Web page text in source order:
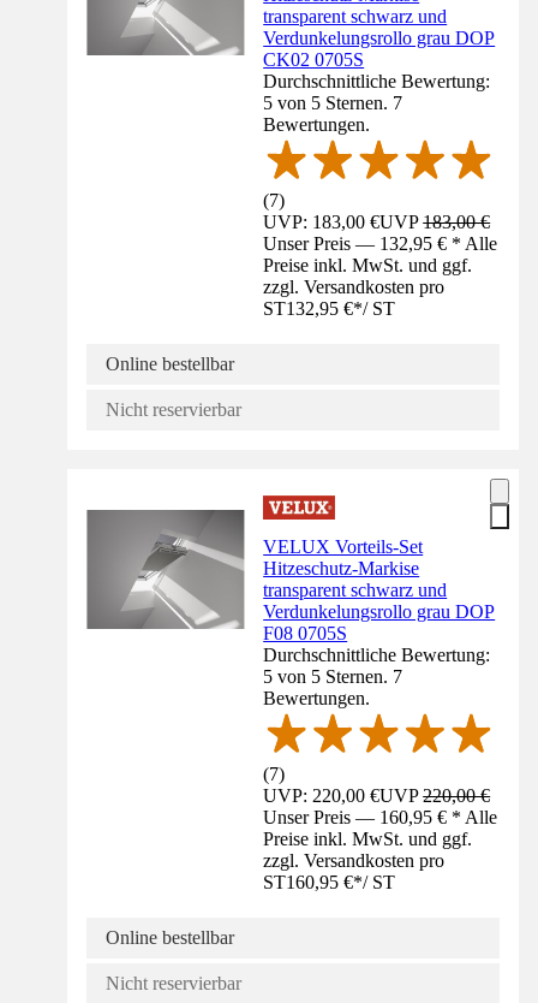
transparent schwarz und
Verdunkelungsrollo grau DOP
CK02 0705S
Durchschnittliche Bewertung:
5 von 5 Sternen. 7
Bewertungen.
(7)
UVP: 183,00 €UVP183,00 €
Unser Preis — 132,95 € * Alle
Preise inkl. MwSt. und ggf.
zzgl. Versandkosten pro
ST132,95 €*/ ST
Online bestellbar
Nicht reservierbar
VELUX Vorteils-Set
Hitzeschutz-Markise
transparent schwarz und
Verdunkelungsrollo grau DOP
F08 0705S
Durchschnittliche Bewertung:
5 von 5 Sternen. 7
Bewertungen.
(7)
UVP: 220,00 €UVP220,00 €
Unser Preis — 160,95 € * Alle
Preise inkl. MwSt. und ggf.
zzgl. Versandkosten pro
ST160,95 €*/ ST
Online bestellbar
Nicht reservierbar